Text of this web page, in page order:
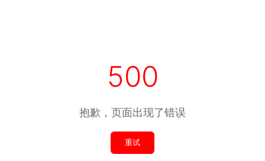
500
抱歉，页面出现了错误
重试